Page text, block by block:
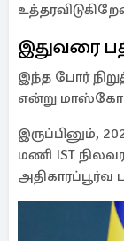
இதுவரை
இந்த போர்
என்று மாஸ்கோ
இருப்பினும்,
மணி IST
அதிகாரப்பூர்வ